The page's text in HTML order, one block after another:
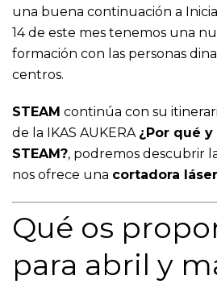
una buena continuación a
14 de este mes tenemos una
formación con las personas
centros.
STEAM continúa con su
de la IKAS AUKERA ¿Por qué
STEAM?, podremos descubrir
nos ofrece una cortadora láser
Qué os
para abril y